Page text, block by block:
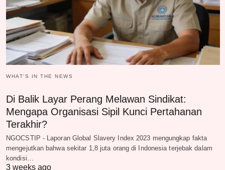
WHAT‘S IN THE NEWS
Di Balik Layar Perang Melawan Sindikat:
Mengapa Organisasi Sipil Kunci Pertahanan
Terakhir?
NGOCSTIP - Laporan Global Slavery Index 2023 mengungkap fakta
mengejutkan bahwa sekitar 1,8 juta orang di Indonesia terjebak dalam
kondisi…
3 weeks ago